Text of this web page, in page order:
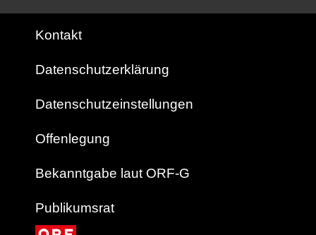
Kontakt
Datenschutzerklärung
Datenschutzeinstellungen
Offenlegung
Bekanntgabe laut ORF-G
Publikumsrat